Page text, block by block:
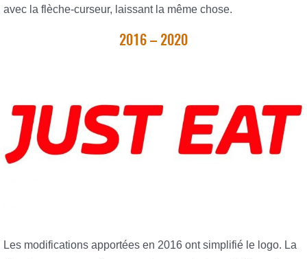
avec la flèche-curseur, laissant la même chose.
2016 – 2020
Les modifications apportées en 2016 ont simplifié le logo. La